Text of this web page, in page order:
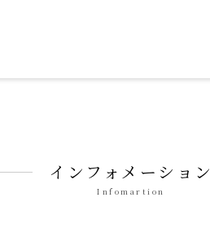
インフォメーション
Infomartion